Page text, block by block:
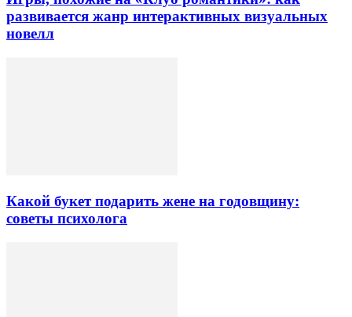
развивается жанр интерактивных визуальных
новелл
Какой букет подарить жене на годовщину:
советы психолога